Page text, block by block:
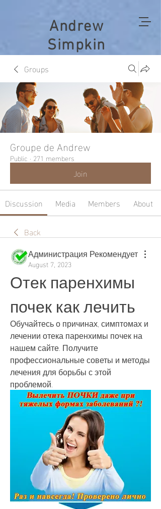
Andrew
Simpkin
Groups
Groupe de Andrew
Public · 271 members
Join
Discussion Media Members
About
Back
Администрация Рекомендует
August 7, 2023
Отек паренхимы
почек как лечить
Обучайтесь о причинах, симптомах и
лечении отека паренхимы почек на
нашем сайте. Получите
профессиональные советы и методы
лечения для борьбы с этой
проблемой.